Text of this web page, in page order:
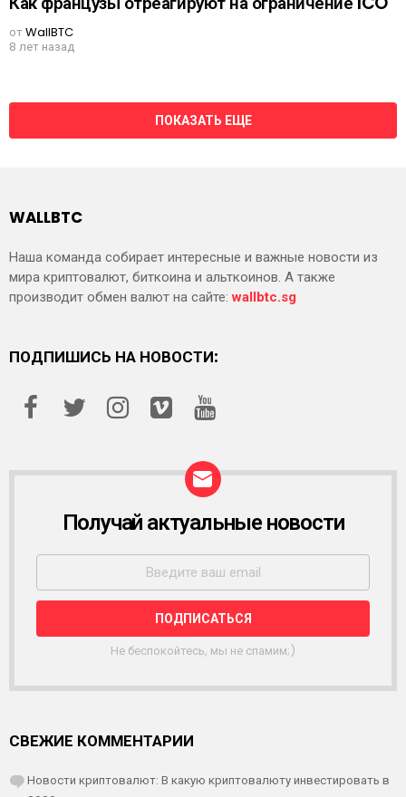
отWallBTC
8 лет назад
ПОКАЗАТЬ ЕЩЕ
WALLBTC
Наша команда собирает интересные и важные новости из
мира криптовалют, биткоина и альткоинов. А также
производит обмен валют на сайте:wallbtc.sg
ПОДПИШИСЬ НА НОВОСТИ:
С
Ы
Л
К
Получай актуальные новости
Не беспокойтесь, мы не спамим;)
СВЕЖИЕ КОММЕНТАРИИ
Новости криптовалют: В какую криптовалюту инвестировать в